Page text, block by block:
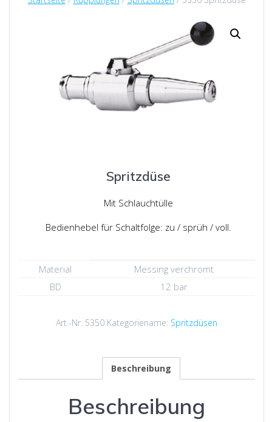
Spritzdüse
Mit Schlauchtülle
Bedienhebel für Schaltfolge: zu / sprüh / voll.
Material
Messing verchromt
BD
12 bar
Art.-Nr. 5350 Kategoriename: Spritzdüsen
Beschreibung
Beschreibung